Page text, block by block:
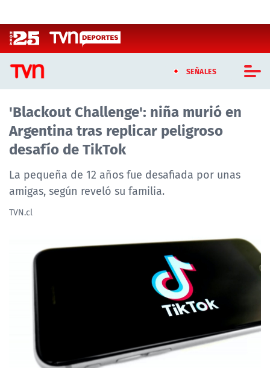
SEÑALES
CASTING MASTERCHEF CHILE
CASTING TVN VERTICAL
TVN VERTICAL
TVN PLAY
TELESERIES
NTV
ACTUALIDAD Y TENDENCIAS
CORPORATIVO Y TRANSPARENCIA
'Blackout Challenge': niña murió en
Argentina tras replicar peligroso
desafío de TikTok
La pequeña de 12 años fue desafiada por unas
amigas, según reveló su familia.
TVN.cl